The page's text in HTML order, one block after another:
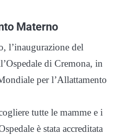
Materno
l’inaugurazione del
di Cremona, in
per l’Allattamento
tutte le mamme e i
è stata accreditata